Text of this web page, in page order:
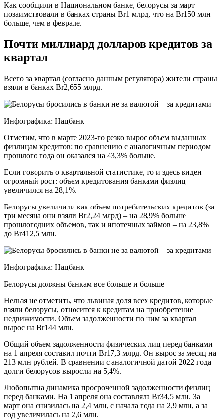
Как сообщили в Национальном банке, белорусы за март
позаимствовали в банках страны Br1 млрд, что на Br150 млн
больше, чем в феврале.
Почти миллиард долларов кредитов за
квартал
Всего за квартал (согласно данным регулятора) жители страны
взяли в банках Br2,655 млрд.
Инфографика: Нацбанк
Отметим, что в марте 2023-го резко вырос объем выданных
физлицам кредитов: по сравнению с аналогичным периодом
прошлого года он оказался на 43,3% больше.
Если говорить о квартальной статистике, то и здесь виден
огромный рост: объем кредитования банками физлиц
увеличился на 28,1%.
Белорусы увеличили как объем потребительских кредитов (за
три месяца они взяли Br2,24 млрд) – на 28,9% больше
прошлогодних объемов, так и ипотечных займов – на 23,8%
до Br412,5 млн.
Инфографика: Нацбанк
Белорусы должны банкам все больше и больше
Нельзя не отметить, что львиная доля всех кредитов, которые
взяли белорусы, относится к кредитам на приобретение
недвижимости. Объем задолженности по ним за квартал
вырос на Br144 млн.
Общий объем задолженности физических лиц перед банками
на 1 апреля составил почти Br17,3 млрд. Он вырос за месяц на
213 млн рублей. В сравнении с аналогичной датой 2022 года
долги белорусов выросли на 5,4%.
Любопытна динамика просроченной задолженности физлиц
перед банками. На 1 апреля она составляла Br34,5 млн. За
март она снизилась на 2,4 млн, с начала года на 2,9 млн, а за
год увеличилась на 2,6 млн.